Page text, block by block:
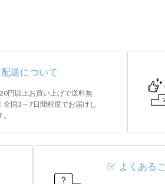
配送について
円以上お買い上げで送料無
全国3～7日間程度でお届けし
よくある